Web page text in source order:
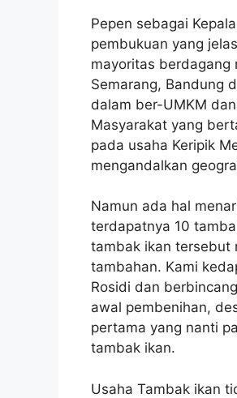
Pepen sebagai
pembukuan yang
mayoritas berdagang
Semarang, Bandung
dalam ber-UMKM
Masyarakat yang
pada usaha Keripik
mengandalkan
Namun ada hal
terdapatnya 10
tambak ikan tersebut
tambahan. Kami
Rosidi dan
awal pembenihan,
pertama yang nanti
tambak ikan.
Usaha Tambak ikan